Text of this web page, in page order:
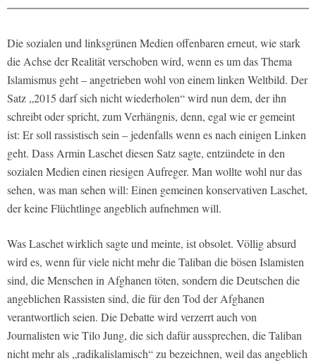
Die sozialen und linksgrünen Medien offenbaren erneut, wie stark
die Achse der Realität verschoben wird, wenn es um das Thema
Islamismus geht – angetrieben wohl von einem linken Weltbild. Der
Satz „2015 darf sich nicht wiederholen“ wird nun dem, der ihn
schreibt oder spricht, zum Verhängnis, denn, egal wie er gemeint
ist: Er soll rassistisch sein – jedenfalls wenn es nach einigen Linken
geht. Dass Armin Laschet diesen Satz sagte, entzündete in den
sozialen Medien einen riesigen Aufreger. Man wollte wohl nur das
sehen, was man sehen will: Einen gemeinen konservativen Laschet,
der keine Flüchtlinge angeblich aufnehmen will.
Was Laschet wirklich sagte und meinte, ist obsolet. Völlig absurd
wird es, wenn für viele nicht mehr die Taliban die bösen Islamisten
sind, die Menschen in Afghanen töten, sondern die Deutschen die
angeblichen Rassisten sind, die für den Tod der Afghanen
verantwortlich seien. Die Debatte wird verzerrt auch von
Journalisten wie Tilo Jung, die sich dafür aussprechen, die Taliban
nicht mehr als „radikalislamisch“ zu bezeichnen, weil das angeblich